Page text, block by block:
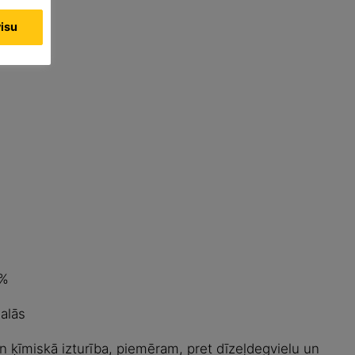
ķīmiskā izturība, piemēram, pret dīzeļdegvielu un